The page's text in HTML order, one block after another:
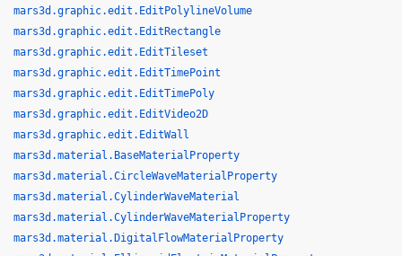
mars3d.graphic.edit.EditPolylineVolume
mars3d.graphic.edit.EditRectangle
mars3d.graphic.edit.EditTileset
mars3d.graphic.edit.EditTimePoint
mars3d.graphic.edit.EditTimePoly
mars3d.graphic.edit.EditVideo2D
mars3d.graphic.edit.EditWall
mars3d.material.BaseMaterialProperty
mars3d.material.CircleWaveMaterialProperty
mars3d.material.CylinderWaveMaterial
mars3d.material.CylinderWaveMaterialProperty
mars3d.material.DigitalFlowMaterialProperty